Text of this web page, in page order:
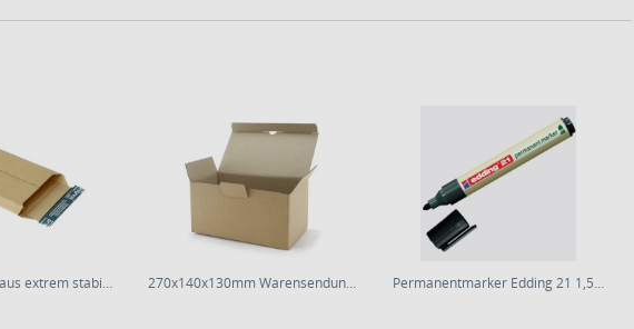
Versandtasche aus extrem stabiler Wellpappe DIN... 270x140x130mm Warensendung-Karton Permanentmarker Edding 21 1,5-3 Rec.